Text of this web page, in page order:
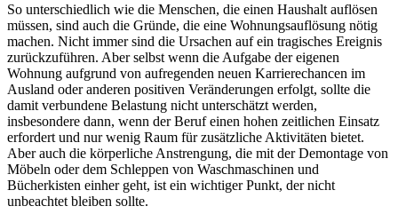
So unterschiedlich wie die Menschen, die einen Haushalt auflösen
müssen, sind auch die Gründe, die eine Wohnungsauflösung nötig
machen. Nicht immer sind die Ursachen auf ein tragisches Ereignis
zurückzuführen. Aber selbst wenn die Aufgabe der eigenen
Wohnung aufgrund von aufregenden neuen Karrierechancen im
Ausland oder anderen positiven Veränderungen erfolgt, sollte die
damit verbundene Belastung nicht unterschätzt werden,
insbesondere dann, wenn der Beruf einen hohen zeitlichen Einsatz
erfordert und nur wenig Raum für zusätzliche Aktivitäten bietet.
Aber auch die körperliche Anstrengung, die mit der Demontage von
Möbeln oder dem Schleppen von Waschmaschinen und
Bücherkisten einher geht, ist ein wichtiger Punkt, der nicht
unbeachtet bleiben sollte.